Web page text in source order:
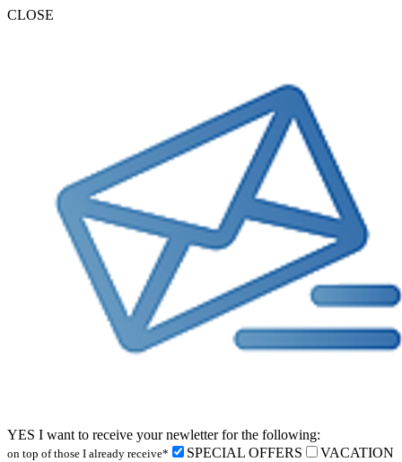
CLOSE
YES I want to receive your newletter for the following:
on top of those I already receive* SPECIAL OFFERS
VACATION